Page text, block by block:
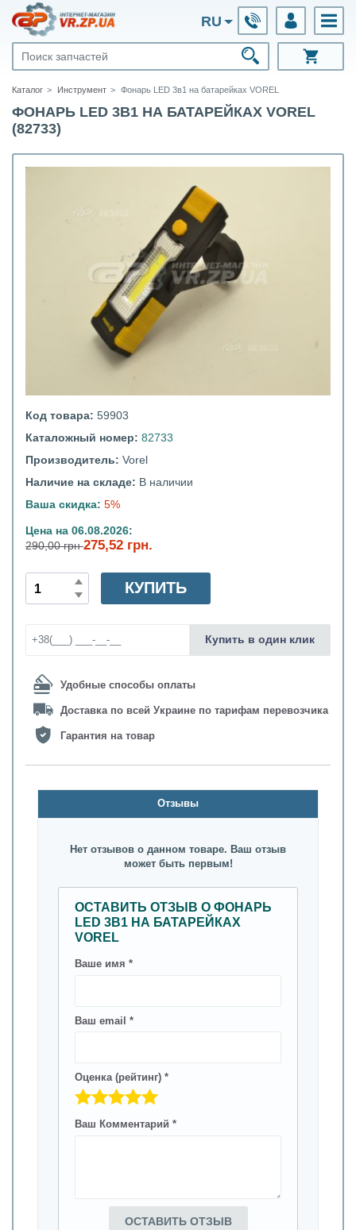
RU
Каталог Инструмент Фонарь LED 3в1 на батарейках VOREL
ФОНАРЬ LED 3В1 НА БАТАРЕЙКАХ VOREL
(82733)
Код товара: 59903
Каталожный номер: 82733
Производитель: Vorel
Наличие на складе: В наличии
Ваша скидка: 5%
Цена на 06.08.2026:
290,00 грн275,52 грн.
Удобные способы оплаты
Доставка по всей Украине по тарифам перевозчика
Гарантия на товар
КУПИТЬ
Купить в один клик
Oтзывы
Нет отзывов о данном товаре. Ваш отзыв
может быть первым!
ОСТАВИТЬ ОТЗЫВ О ФОНАРЬ
LED 3В1 НА БАТАРЕЙКАХ
VOREL
Ваше имя *
Ваш email *
Оценка (рейтинг) *
Ваш Комментарий *
ОСТАВИТЬ ОТЗЫВ